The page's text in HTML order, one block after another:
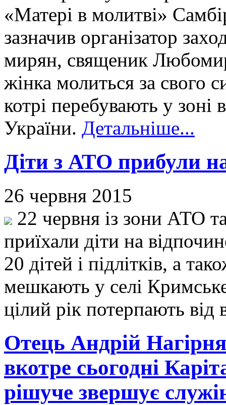
«Матері в молитві»
зазначив організатор
мирян, священик
жінка молиться за свого
котрі перебувають у зоні
України. Детальніше...
Діти з АТО прибули
26 червня 2015
22 червня із зони АТО
приїхали діти на
20 дітей і підлітків, а
мешкають у селі
цілий рік потерпають від
Отець Андрій
вкотре сьогодні
рішуче звершує